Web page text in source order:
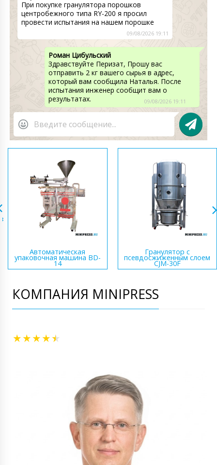
При покупке гранулятора порошков
центробежного типа RY-200 я просил
провести испытания на нашем порошке
09/08/2026 19:11
Роман Цибульский
Здравствуйте Перизат, Прошу вас
отправить 2 кг вашего сырья в адрес,
который вам сообщила Наталья. После
испытания инженер сообщит вам о
результатах.
09/08/2026 19:11
Автоматическая
упаковочная машина BD-
14
Гранулятор с
псевдосжиженным слоем
CJM-30F
КОМПАНИЯ MINIPRESS